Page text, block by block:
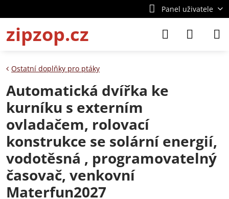
Panel uživatele
zipzop.cz
Ostatní doplňky pro ptáky
Automatická dvířka ke
kurníku s externím
ovladačem, rolovací
konstrukce se solární energií,
vodotěsná , programovatelný
časovač, venkovní
Materfun2027